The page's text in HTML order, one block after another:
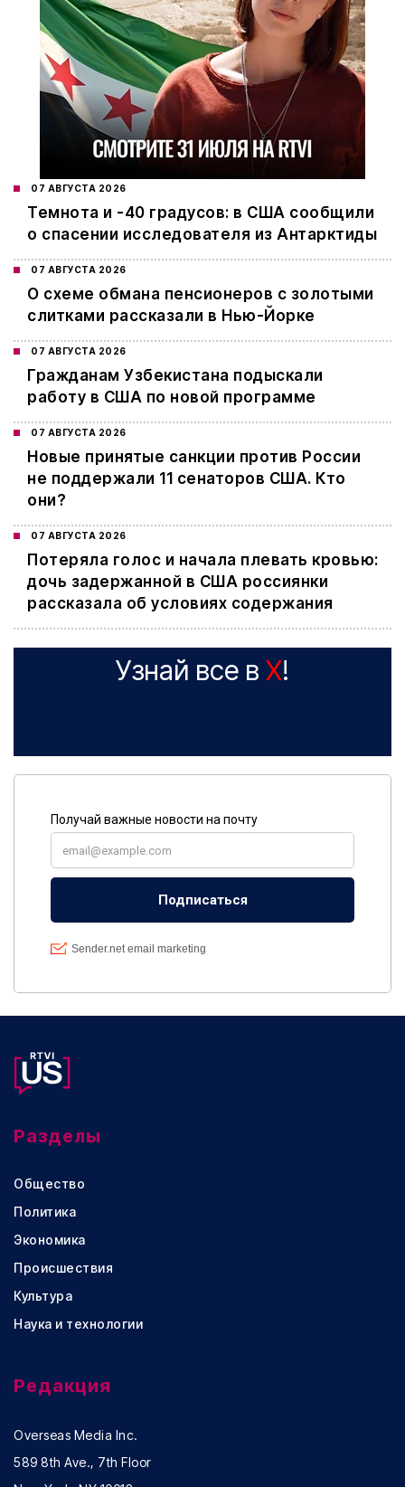
07 АВГУСТА 2026
Темнота и -40 градусов: в США сообщили
о спасении исследователя из Антарктиды
07 АВГУСТА 2026
О схеме обмана пенсионеров с золотыми
слитками рассказали в Нью-Йорке
07 АВГУСТА 2026
Гражданам Узбекистана подыскали
работу в США по новой программе
07 АВГУСТА 2026
Новые принятые санкции против России
не поддержали 11 сенаторов США. Кто
они?
07 АВГУСТА 2026
Потеряла голос и начала плевать кровью:
дочь задержанной в США россиянки
рассказала об условиях содержания
Узнай все в X!
Разделы
Общество
Политика
Экономика
Происшествия
Культура
Наука и технологии
Редакция
Overseas Media Inc.
589 8th Ave., 7th Floor